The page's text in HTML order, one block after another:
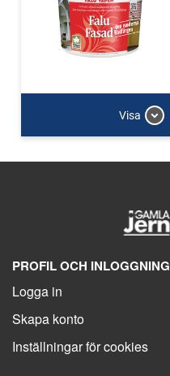
Visa
PROFIL OCH INLOGGNING
Logga in
Skapa konto
Inställningar för cookies